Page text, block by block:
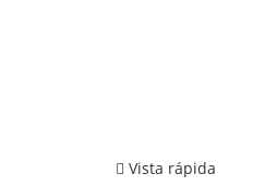
Vista rápida